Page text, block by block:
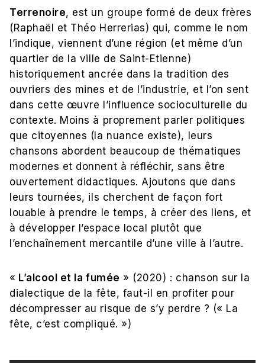
Terrenoire, est un groupe formé de deux frères
(Raphaël et Théo Herrerias) qui, comme le nom
l’indique, viennent d’une région (et même d’un
quartier de la ville de Saint-Etienne)
historiquement ancrée dans la tradition des
ouvriers des mines et de l’industrie, et l’on sent
dans cette œuvre l’influence socioculturelle du
contexte. Moins à proprement parler politiques
que citoyennes (la nuance existe), leurs
chansons abordent beaucoup de thématiques
modernes et donnent à réfléchir, sans être
ouvertement didactiques. Ajoutons que dans
leurs tournées, ils cherchent de façon fort
louable à prendre le temps, à créer des liens, et
à développer l’espace local plutôt que
l’enchaînement mercantile d’une ville à l’autre.
« L’alcool et la fumée » (2020) : chanson sur la
dialectique de la fête, faut-il en profiter pour
décompresser au risque de s’y perdre ? (« La
fête, c’est compliqué. »)